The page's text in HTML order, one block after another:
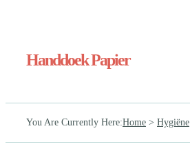
Handdoek Papier
You Are Currently Here:Home > Hygiëne